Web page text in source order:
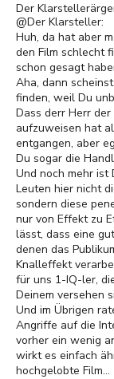
Der
@Der Klarsteller:
Huh, da hat aber
den Film schlecht
schon gesagt
Aha, dann
finden, weil Du
Dass derr Herr
aufzuweisen hat
entgangen, aber
Du sogar die
Und noch mehr ist
Leuten hier nicht
sondern diese
nur von Effekt zu
lässt, dass eine
denen das
Knalleffekt
für uns 1-IQ-ler,
Deinem versehen
Und im Übrigen
Angriffe auf die
vorher ein wenig
wirkt es einfach
hochgelobte Film...